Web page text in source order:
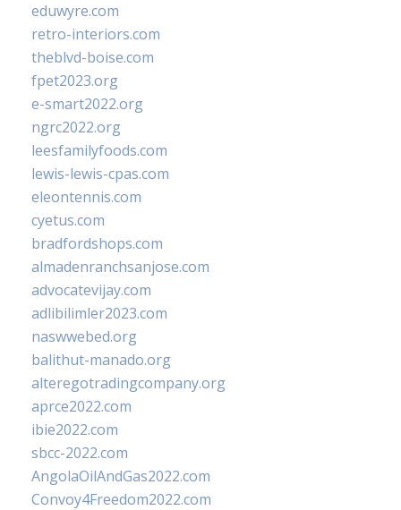
eduwyre.com
retro-interiors.com
theblvd-boise.com
fpet2023.org
e-smart2022.org
ngrc2022.org
leesfamilyfoods.com
lewis-lewis-cpas.com
eleontennis.com
cyetus.com
bradfordshops.com
almadenranchsanjose.com
advocatevijay.com
adlibilimler2023.com
naswwebed.org
balithut-manado.org
alteregotradingcompany.org
aprce2022.com
ibie2022.com
sbcc-2022.com
AngolaOilAndGas2022.com
Convoy4Freedom2022.com